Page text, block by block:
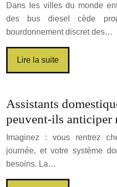
Dans les villes du monde
des bus diesel cède
bourdonnement discret des…
Lire la suite
Assistants
peuvent-ils anticiper
Imaginez : vous rentrez
journée, et votre système
besoins. La…